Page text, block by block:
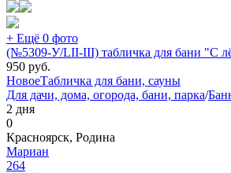
+ Ещё 0 фото
(№5309-У/LII-III) табличка для бани "С
950 руб.
НовоеТабличка для бани, сауны
Для дачи, дома, огорода, бани, парка/
2 дня
0
Красноярск, Родина
Мариан
264